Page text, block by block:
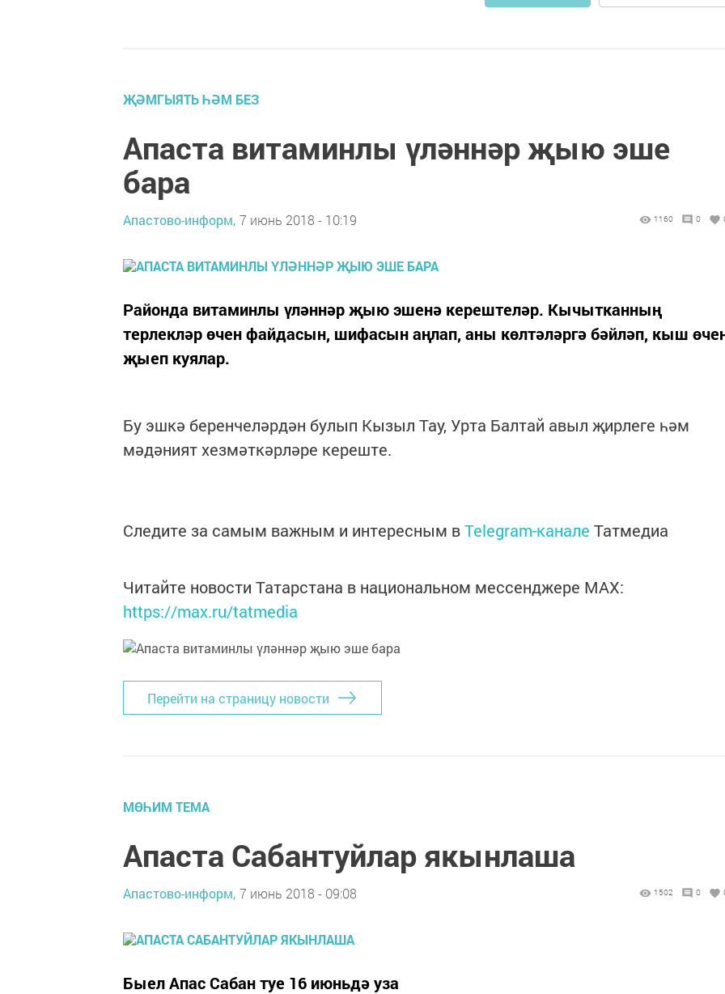
ҖӘМГЫЯТЬ ҺӘМ БЕЗ
Апаста витаминлы үләннәр җыю эше
бара
Апастово-информ, 7 июнь 2018 - 10:19 1160 0
Районда витаминлы үләннәр җыю эшенә керештеләр. Кычытканның
терлекләр өчен файдасын, шифасын аңлап, аны көлтәләргә бәйләп, кыш
җыеп куялар.
Бу эшкә беренчеләрдән булып Кызыл Тау, Урта Балтай авыл җирлеге һәм
мәдәният хезмәткәрләре кереште.
Следите за самым важным и интересным вTelegram-канале Татмедиа
Читайте новости Татарстана в национальном мессенджере MАХ:
https://max.ru/tatmedia
Перейти на страницу новости
МӨҺИМ ТЕМА
Апаста Сабантуйлар якынлаша
Апастово-информ, 7 июнь 2018 - 09:08 1502 0
Быел Апас Сабан туе 16 июньдә уза